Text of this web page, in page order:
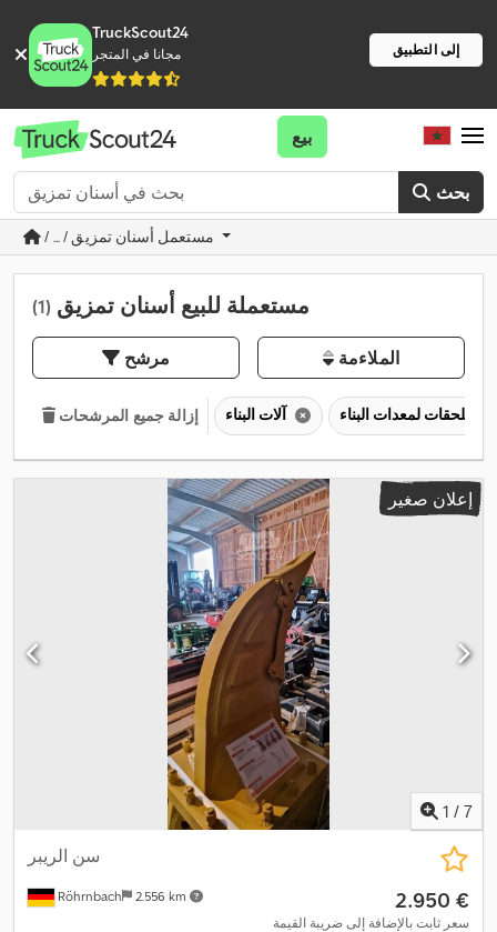
TruckScout24
مجانا في المتجر إلى التطبيق
بحث
بيع
مستعملة للبيع أسنان تمزيق (1)
مرشح الملاءمة
إزالة جميع المرشحات آلات البناء
إعلان صغير
1 / 7
Röhrnbach 2.556 km
سن الريبر
‏2.950 €
سعر ثابت بالإضافة إلى ضريبة القيمة